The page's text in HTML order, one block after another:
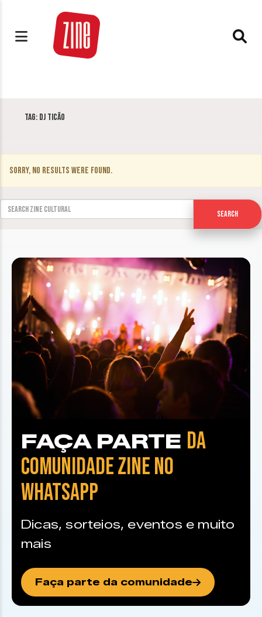
Tag: DJ Ticão
Sorry, no results were found.
Search for:
Search
FAÇA PARTE DA
COMUNIDADE ZINE NO
WHATSAPP
Dicas, sorteios, eventos e muito
mais
Faça parte da comunidade